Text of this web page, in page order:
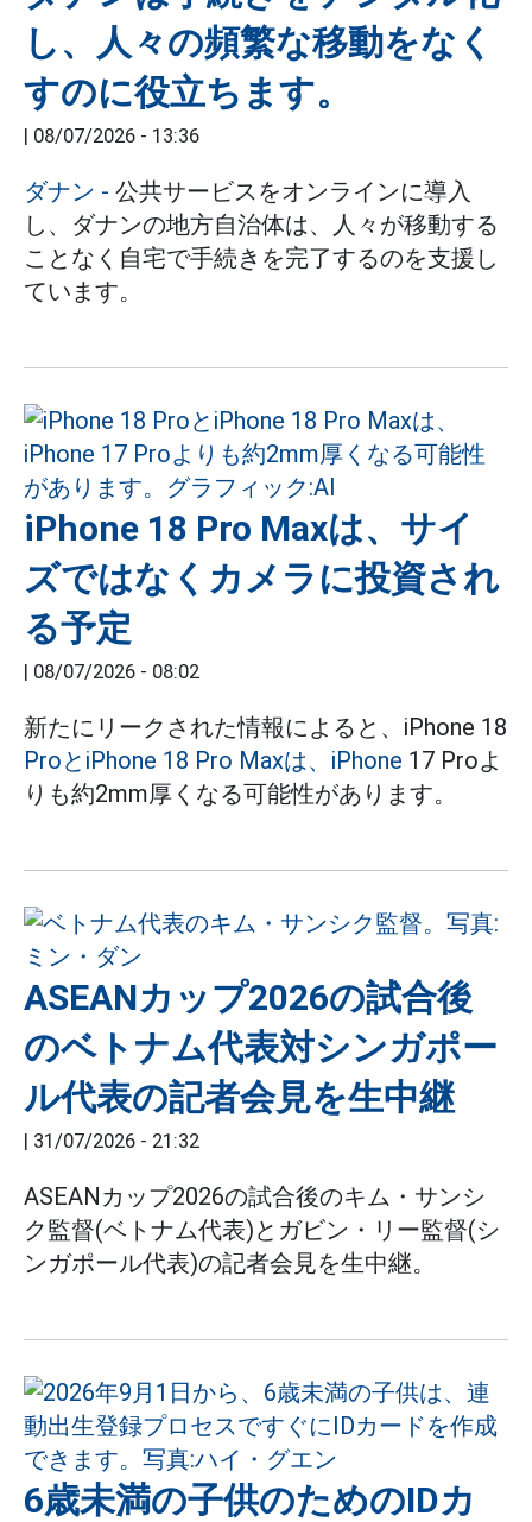
し、人々の頻繁な移動をなく
すのに役立ちます。
| 08/07/2026 - 13:36
ダナン - 公共サービスをオンラインに導入
し、ダナンの地方自治体は、人々が移動する
ことなく自宅で手続きを完了するのを支援し
ています。
iPhone 18 Pro Maxは、サイ
ズではなくカメラに投資され
る予定
| 08/07/2026 - 08:02
新たにリークされた情報によると、iPhone 18
ProとiPhone 18 Pro Maxは、iPhone 17 Proよ
りも約2mm厚くなる可能性があります。
ASEANカップ2026の試合後
のベトナム代表対シンガポー
ル代表の記者会見を生中継
| 31/07/2026 - 21:32
ASEANカップ2026の試合後のキム・サンシ
ク監督(ベトナム代表)とガビン・リー監督(シ
ンガポール代表)の記者会見を生中継。
6歳未満の子供のためのIDカ